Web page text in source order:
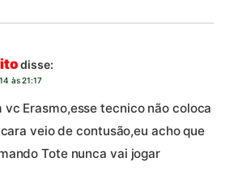
disse:
às 21:17
vc Erasmo,esse tecnico não coloca
veio de contusão,eu acho que
Tote nunca vai jogar